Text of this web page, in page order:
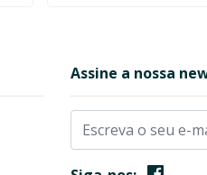
Assine a nossa